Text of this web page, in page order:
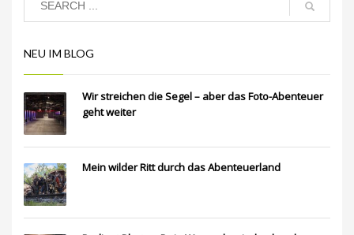
NEU IM BLOG
Wir streichen die Segel – aber das Foto-Abenteuer
geht weiter
Mein wilder Ritt durch das Abenteuerland